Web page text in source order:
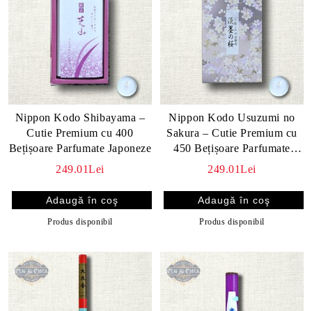
Nippon Kodo Shibayama –
Cutie Premium cu 400
Bețișoare Parfumate Japoneze
249.01Lei
Produs disponibil
Nippon Kodo Usuzumi no
Sakura – Cutie Premium cu
450 Bețișoare Parfumate
Japoneze
249.01Lei
Produs disponibil